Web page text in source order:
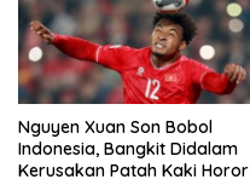
Nguyen Xuan Son Bobol
Indonesia, Bangkit Didalam
Kerusakan Patah Kaki Horor